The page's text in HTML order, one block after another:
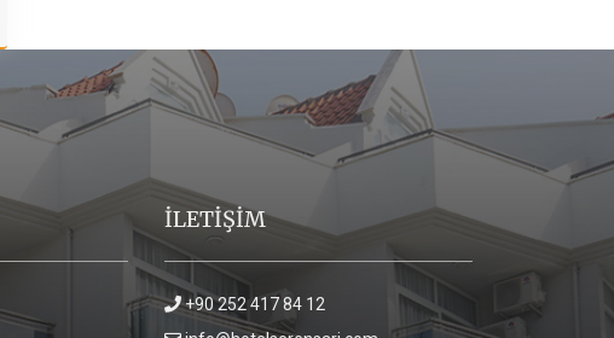
İLETİŞİM
+90 252 417 84 12